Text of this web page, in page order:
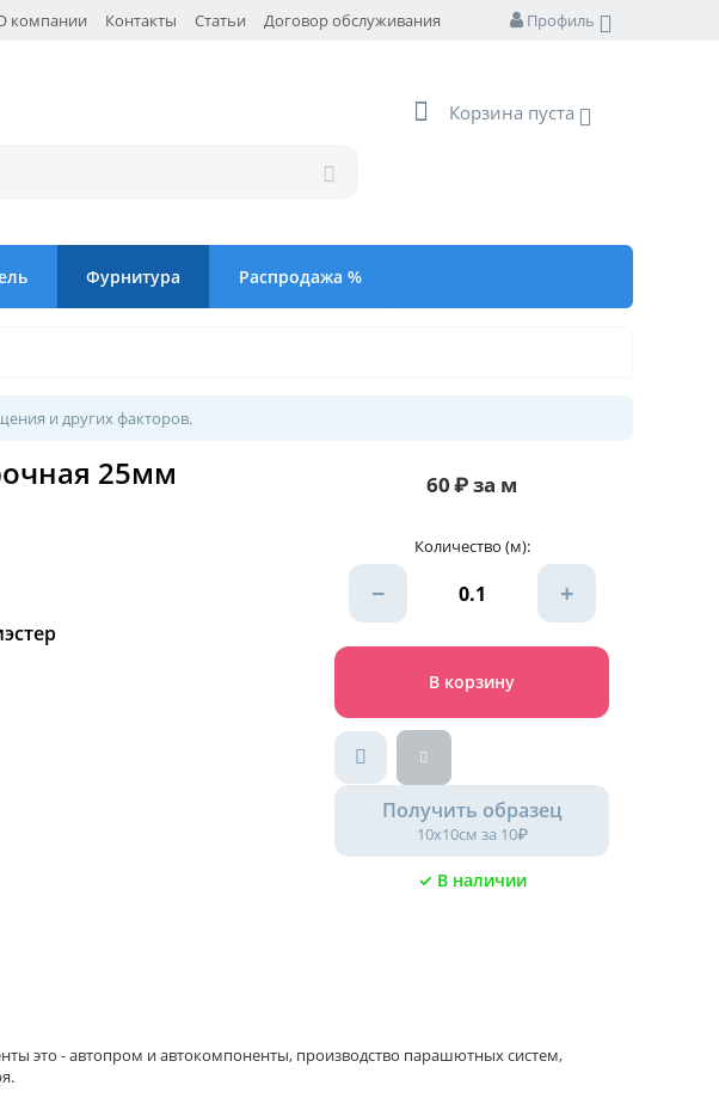
Профиль
компании Контакты Статьи Договор обслуживания
Корзина пуста
Фурнитура Распродажа %
и других факторов.
25мм
60₽за м
Количество (м):
− +
В корзину
Получить образец
10х10см за 10₽
✓ В наличии
это - автопром и автокомпоненты, производство парашютных систем,